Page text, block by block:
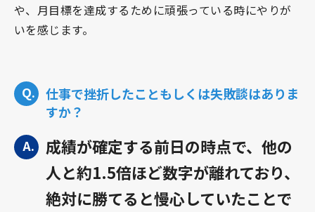
や、月目標を達成するために頑張っている時にやりが
いを感じます。
仕事で挫折したこともしくは失敗談はありま
すか？
成績が確定する前日の時点で、他の
人と約1.5倍ほど数字が離れており、
絶対に勝てると慢心していたことで